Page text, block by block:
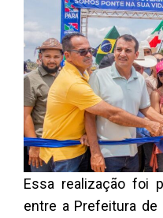
Essa realização foi
entre a Prefeitura de